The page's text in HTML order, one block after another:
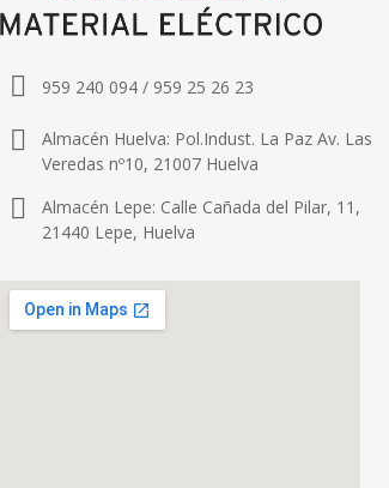
959 240 094 / 959 25 26 23
Almacén Huelva: Pol.Indust. La Paz Av. Las
Veredas nº10, 21007 Huelva
Almacén Lepe: Calle Cañada del Pilar, 11,
21440 Lepe, Huelva